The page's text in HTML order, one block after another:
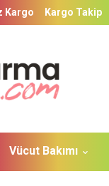
Kargo Kargo Takip
Vücut Bakımı